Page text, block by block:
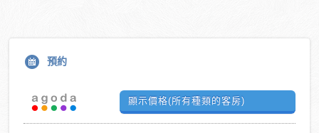
預約
顯示價格(所有種類的客房)